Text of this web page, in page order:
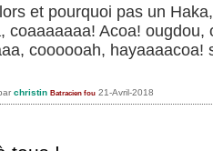
et pourquoi pas un
coaaaaaaa! Acoa!
coooooah,
christin Batracien fou 21-Avril-2018